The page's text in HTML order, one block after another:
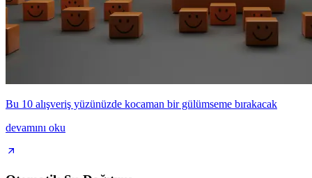
Bu 10 alışveriş yüzünüzde kocaman bir gülümseme bırakacak
devamını oku